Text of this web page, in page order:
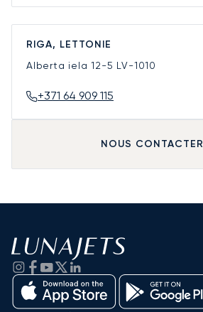
RIGA, LETTONIE
Alberta iela 12-5 LV-1010
+371 64 909 115
NOUS CONTACTER